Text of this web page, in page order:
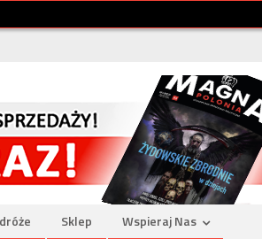
Sklep Wspieraj Nas